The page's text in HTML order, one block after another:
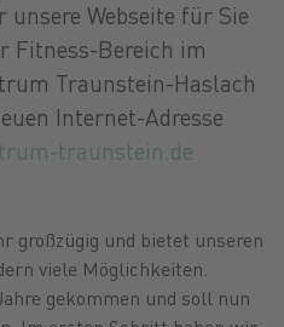
Webseite für Sie
Fitness-Bereich im
Traunstein-Haslach
Internet-Adresse
traunstein.de
großzügig und bietet unseren
viele Möglichkeiten.
gekommen und soll nun